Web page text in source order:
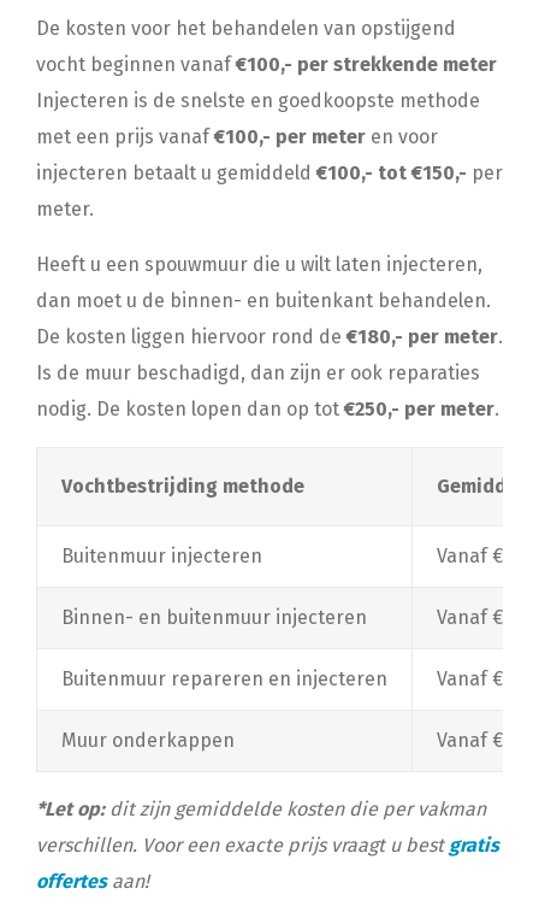
De kosten voor het behandelen van opstijgend
vocht beginnen vanaf€100,- per strekkende meter
Injecteren is de snelste en goedkoopste methode
met een prijs vanaf€100,- per meter en voor
injecteren betaalt u gemiddeld€100,- tot €150,- per
meter.
Heeft u een spouwmuur die u wilt laten injecteren,
dan moet u de binnen- en buitenkant behandelen.
De kosten liggen hiervoor rond de€180,- per meter.
Is de muur beschadigd, dan zijn er ook reparaties
nodig. De kosten lopen dan op tot€250,- per meter.
Vochtbestrijding methode
Buitenmuur injecteren Vanaf
Binnen- en buitenmuur injecteren Vanaf
Buitenmuur repareren en injecteren Vanaf
Muur onderkappen Vanaf
*Let op:dit zijn gemiddelde kosten die per vakman
verschillen. Voor een exacte prijs vraagt u best gratis
offertesaan!